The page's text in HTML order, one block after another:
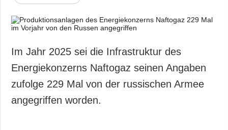
Politik
Wirtschaft
Gesellschaft und
Kultur
Sport
Kriminalität
und zum Schutz
Im Jahr 2025 sei die Infrastruktur des
Energiekonzerns Naftogaz seinen Angaben
zufolge 229 Mal von der russischen Armee
angegriffen worden.